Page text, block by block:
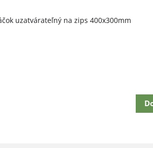
uzatvárateľný na zips 400x300mm